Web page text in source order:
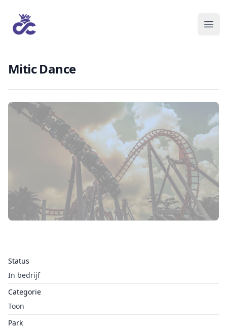
Mitic Dance
Status
In bedrijf
Categorie
Toon
Park